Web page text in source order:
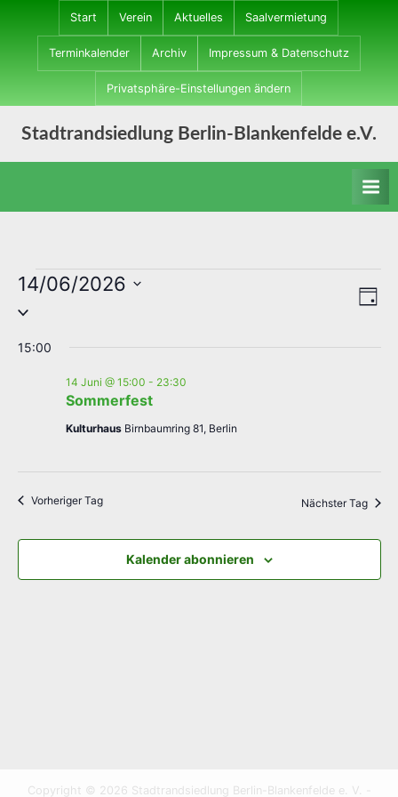
Start Verein Aktuelles Saalvermietung
Terminkalender Archiv Impressum & Datenschutz
Privatsphäre-Einstellungen ändern
Stadtrandsiedlung Berlin-Blankenfelde e.V.
Veranstaltungen
Juni,
Tag
14/06/2026
Datum
15:00
Sommerfest
14 Juni @ 15:00 - 23:30
Kulturhaus Birnbaumring 81, Berlin
Vorheriger Tag Nächster Tag
Kalender abonnieren
Copyright © 2026 Stadtrandsiedlung Berlin-Blankenfelde e. V. -